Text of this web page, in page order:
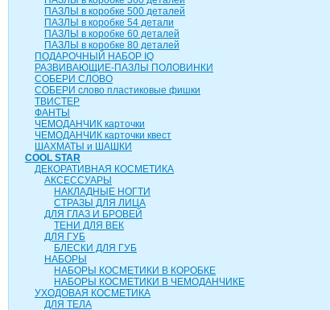
ПАЗЛЫ в коробке 500 деталей
ПАЗЛЫ в коробке 54 детали
ПАЗЛЫ в коробке 60 деталей
ПАЗЛЫ в коробке 80 деталей
ПОДАРОЧНЫЙ НАБОР IQ
РАЗВИВАЮЩИЕ-ПАЗЛЫ ПОЛОВИНКИ
СОБЕРИ СЛОВО
СОБЕРИ слово пластиковые фишки
ТВИСТЕР
ФАНТЫ
ЧЕМОДАНЧИК карточки
ЧЕМОДАНЧИК карточки квест
ШАХМАТЫ и ШАШКИ
COOL STAR
ДЕКОРАТИВНАЯ КОСМЕТИКА
АКСЕССУАРЫ
НАКЛАДНЫЕ НОГТИ
СТРАЗЫ ДЛЯ ЛИЦА
ДЛЯ ГЛАЗ И БРОВЕЙ
ТЕНИ ДЛЯ ВЕК
ДЛЯ ГУБ
БЛЕСКИ ДЛЯ ГУБ
НАБОРЫ
НАБОРЫ КОСМЕТИКИ В КОРОБКЕ
НАБОРЫ КОСМЕТИКИ В ЧЕМОДАНЧИКЕ
УХОДОВАЯ КОСМЕТИКА
ДЛЯ ТЕЛА